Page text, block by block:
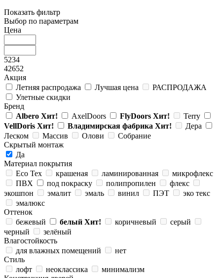
Показать фильтр
Выбор по параметрам
Цена
5234
42652
Акция
Летняя распродажа
Лучшая цена
РАСПРОДАЖА
Улетные скидки
Бренд
Albero Хит! AxelDoors FlyDoors Хит!
Terry
VellDoris Хит! Владимирская фабрика Хит!
Дера
Леском
Массив Олови
Собрание
Скрытый монтаж
Да
Материал покрытия
Eco Tex
крашеная ламинированная
микрофлекс
ПВХ
под покраску полипропилен
флекс
экошпон
эмалит эмаль винил ПЭТ
эко текс
эмалюкс
Оттенок
бежевый
белый Хит! коричневый
серый
черный
зелёный
Влагостойкость
для влажных помещений
нет
Стиль
лофт
неоклассика
минимализм